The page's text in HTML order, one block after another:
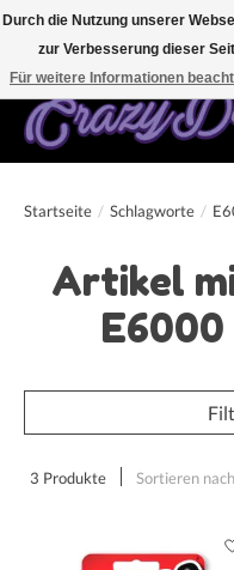
Kostenfreier Versand für
Startseite / Schlagworte /
Artikel
3 Produkte Sortieren nach
Durch die Nutzung unserer
zur Verbesserung dieser
Für weitere Informationen